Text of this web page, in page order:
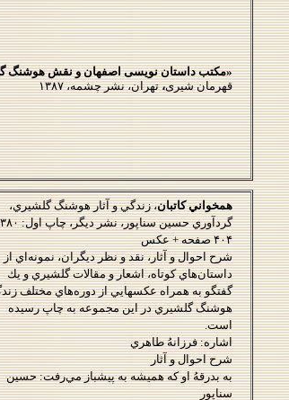
«مکتب داستان ­نویسی اصفهان و نقش هوشنگ
قهرمان شیری،تهران، نشر چشمه، ۱۳۸۷
همخواني كاتبان، زندگي و آثارهوشنگ گلشيري،
۴۰۴ صفحه + عكس
شرح احوال و آثار، نقد و نظر ديگران، نمونه‌اي از
داستان‌هاي كوتاه، اشعار و مقالات گلشيري و يك
گفتگو به همراه عكسهايي از دوره‌هاي مختلف
هوشنگ گلشيريدر اين مجموعه به چاپ رسيده
است.
اشاره: فرزانهُ طاهري
شرح احوال و آثار
به بدرقهُ او كه هميشه به پيشباز مي‌رفت: حسين
سناپور